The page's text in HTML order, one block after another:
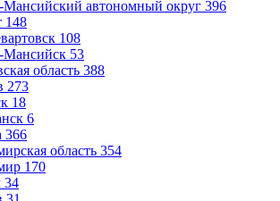
автономный округ 396
148
108
53
область 388
273
18
6
366
область 354
170
34